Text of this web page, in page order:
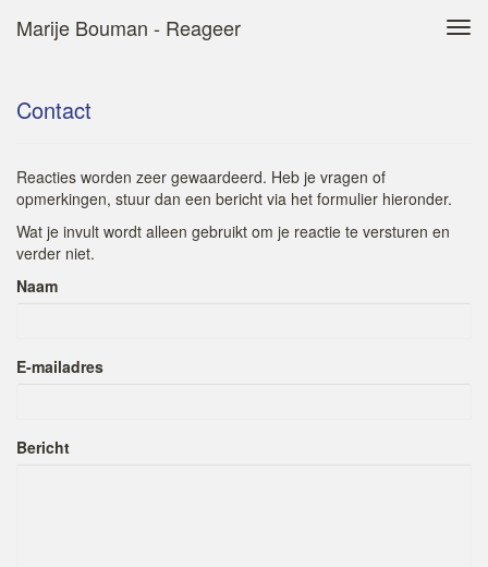
Marije Bouman - Reageer
Contact
Reacties worden zeer gewaardeerd. Heb je vragen of
opmerkingen, stuur dan een bericht via het formulier hieronder.
Wat je invult wordt alleen gebruikt om je reactie te versturen en
verder niet.
Naam
E-mailadres
Bericht